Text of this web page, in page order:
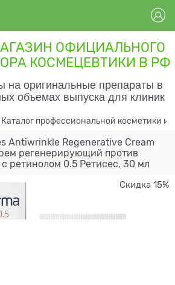
ОФИЦИАЛЬНОГО
КОСМЕЦЕВТИКИ В РФ
на оригинальные препараты в
объемах выпуска для клиник
Каталог профессиональной косметики и
Antiwrinkle Regenerative Cream
регенерирующий против
ретинолом 0.5 Ретисес, 30 мл
Скидка 15%